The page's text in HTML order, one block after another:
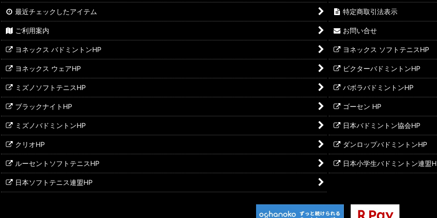
最近チェックしたアイテム 特定商取引法表示
ご利用案内 お問い合せ
ヨネックス バドミントンHP ヨネックス ソフトテニスHP
ヨネックス ウェアHP ビクターバドミントンHP
ミズノソフトテニスHP バボラバドミントンHP
ブラックナイトHP ゴーセン HP
ミズノバドミントンHP 日本バドミントン協会HP
クリオHP ダンロップバドミントンHP
ルーセントソフトテニスHP 日本小学生バドミントン連盟
日本ソフトテニス連盟HP